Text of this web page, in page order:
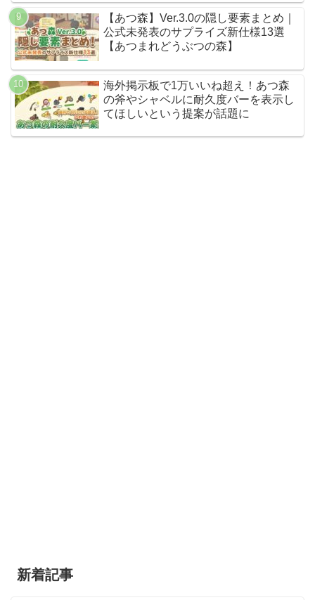
【あつ森】Ver.3.0の隠し要素まとめ｜
公式未発表のサプライズ新仕様13選
【あつまれどうぶつの森】
海外掲示板で1万いいね超え！あつ森
の斧やシャベルに耐久度バーを表示し
てほしいという提案が話題に
新着記事